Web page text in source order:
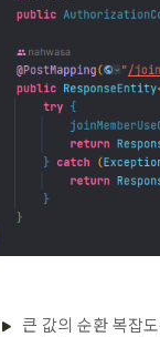
큰 값의 순환 복잡